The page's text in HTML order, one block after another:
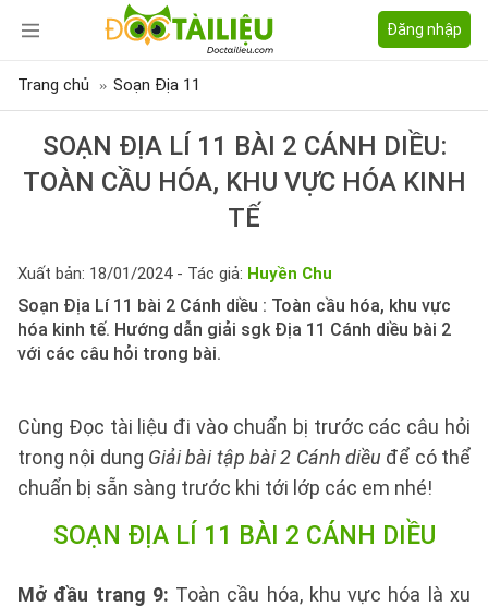
Đăng nhập
Trang chủ Soạn Địa 11
SOẠN ĐỊA LÍ 11 BÀI 2 CÁNH DIỀU:
TOÀN CẦU HÓA, KHU VỰC HÓA KINH
TẾ
Xuất bản: 18/01/2024 - Tác giả: Huyền Chu
Soạn Địa Lí 11 bài 2 Cánh diều : Toàn cầu hóa, khu vực
hóa kinh tế. Hướng dẫn giải sgk Địa 11 Cánh diều bài 2
với các câu hỏi trong bài.
Cùng Đọc tài liệu đi vào chuẩn bị trước các câu hỏi
trong nội dung Giải bài tập bài 2 Cánh diều để có thể
chuẩn bị sẵn sàng trước khi tới lớp các em nhé!
SOẠN ĐỊA LÍ 11 BÀI 2 CÁNH DIỀU
Mở đầu trang 9: Toàn cầu hóa, khu vực hóa là xu